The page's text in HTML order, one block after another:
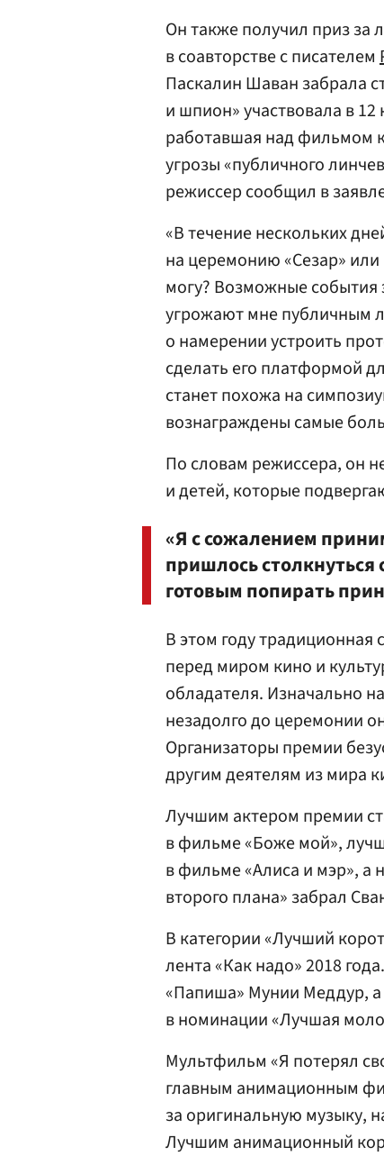
Он также получил приз за
в соавторстве с писателем
Паскалин Шаван забрала
и шпион» участвовала в
работавшая над фильмом
угрозы «публичного
режиссер сообщил в
«В течение нескольких
на церемонию «Сезар» или
могу? Возможные события
угрожают мне публичным
о намерении устроить
сделать его платформой
станет похожа на
вознаграждены самые
По словам режиссера, он
и детей, которые
«Я с сожалением
пришлось
готовым попирать
В этом году традиционная
перед миром кино и
обладателя. Изначально
незадолго до церемонии
Организаторы премии
другим деятелям из мира
Лучшим актером премии
в фильме «Боже мой»,
в фильме «Алиса и мэр», а
второго плана» забрал
В категории «Лучший
лента «Как надо» 2018
«Папиша» Мунии Меддур,
в номинации «Лучшая
Мультфильм «Я потерял
главным анимационным
за оригинальную музыку,
Лучшим анимационный